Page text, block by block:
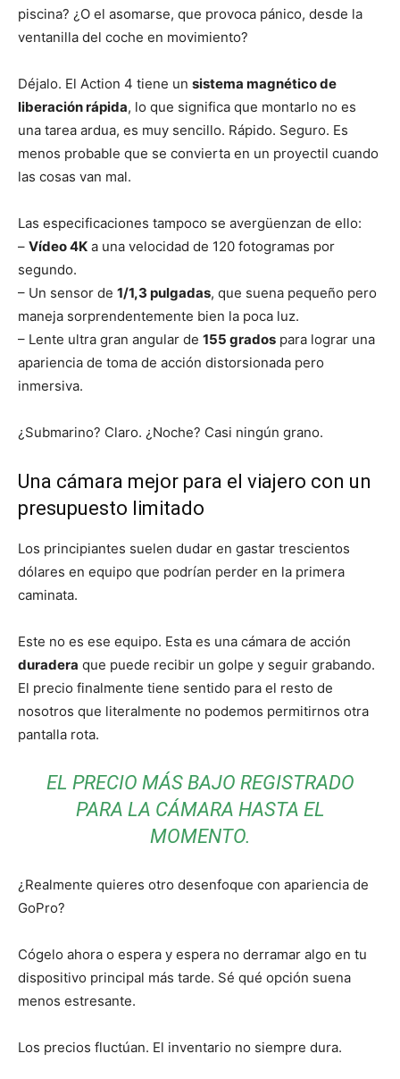
piscina? ¿O el asomarse, que provoca pánico, desde la
ventanilla del coche en movimiento?
Déjalo. El Action 4 tiene un sistema magnético de
liberación rápida, lo que significa que montarlo no es
una tarea ardua, es muy sencillo. Rápido. Seguro. Es
menos probable que se convierta en un proyectil cuando
las cosas van mal.
Las especificaciones tampoco se avergüenzan de ello:
– Vídeo 4K a una velocidad de 120 fotogramas por
segundo.
– Un sensor de 1/1,3 pulgadas, que suena pequeño pero
maneja sorprendentemente bien la poca luz.
– Lente ultra gran angular de 155 grados para lograr una
apariencia de toma de acción distorsionada pero
inmersiva.
¿Submarino? Claro. ¿Noche? Casi ningún grano.
Una cámara mejor para el viajero con un
presupuesto limitado
Los principiantes suelen dudar en gastar trescientos
dólares en equipo que podrían perder en la primera
caminata.
Este no es ese equipo. Esta es una cámara de acción
duradera que puede recibir un golpe y seguir grabando.
El precio finalmente tiene sentido para el resto de
nosotros que literalmente no podemos permitirnos otra
pantalla rota.
EL PRECIO MÁS BAJO REGISTRADO
PARA LA CÁMARA HASTA EL
MOMENTO.
¿Realmente quieres otro desenfoque con apariencia de
GoPro?
Cógelo ahora o espera y espera no derramar algo en tu
dispositivo principal más tarde. Sé qué opción suena
menos estresante.
Los precios fluctúan. El inventario no siempre dura.